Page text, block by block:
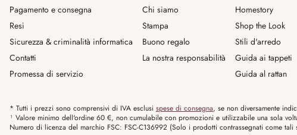
Pagamento e consegna
Resi
Sicurezza & criminalità informatica
Contatti
Promessa di servizio
Chi siamo
Stampa
Buono regalo
La nostra responsabilità
Homestory
Shop the Look
Stili d'arredo
Guida ai tappeti
Guida al rattan
* Tutti i prezzi sono comprensivi di IVA esclusi spese di consegna, se non diversamente
¹ Valore minimo dell'ordine 60 €, non cumulabile con promozioni e utilizzabile una sola
Numero di licenza del marchio FSC: FSC-C136992 (Solo i prodotti contrassegnati come tali